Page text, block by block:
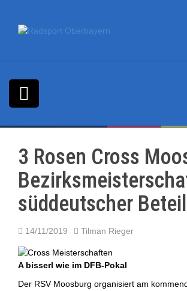
3 Rosen Cross
süddeutscher
14/11/2019 Tilman Rieger
A bisserl wie im DFB-Pokal
Der RSV Moosburg organisiert am